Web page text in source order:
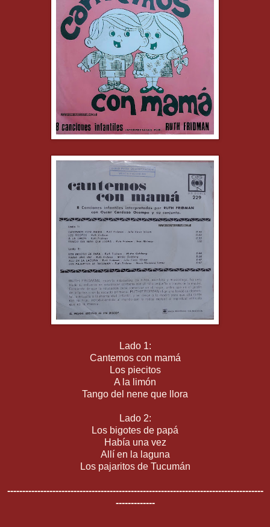
Lado 1:
Cantemos con mamá
Los piecitos
A la limón
Tango del nene que llora
Lado 2:
Los bigotes de papá
Había una vez
Allí en la laguna
Los pajaritos de Tucumán
-------------------------------------------------------------------------------------
-------------